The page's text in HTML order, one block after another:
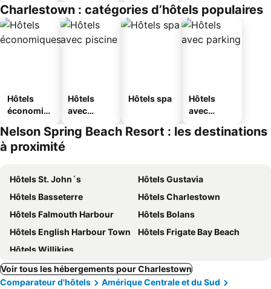
s
Charlestown : catégories d’hôtels populaires
Hôtels
économiq
Hôtels
avec
Hôtels spa
Hôtels
avec
Nelson Spring Beach Resort : les destinations
à proximité
Hôtels St. John´s
Hôtels Gustavia
Hôtels Basseterre
Hôtels Charlestown
Hôtels Falmouth Harbour
Hôtels Bolans
Hôtels English Harbour Town
Hôtels Frigate Bay Beach
Hôtels Willikies
Voir tous les hébergements pour Charlestown
Comparateur d'hôtels
Amérique Centrale et du Sud